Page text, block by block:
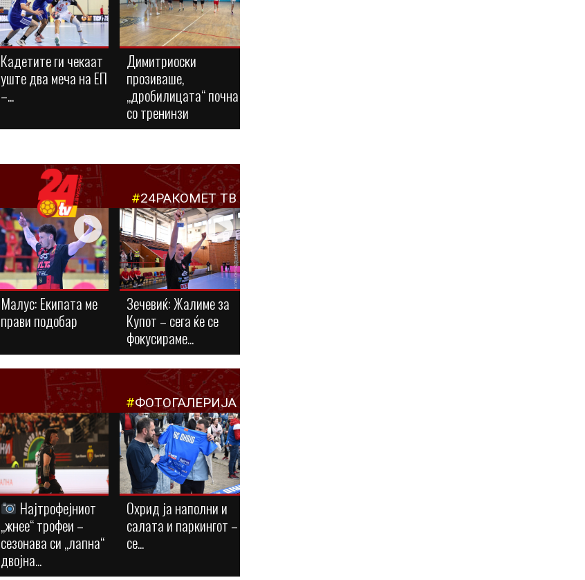
Кадетите ги чекаат
уште два меча на ЕП
–...
Димитриоски
прозиваше,
„дробилицата“ почна
со тренинзи
#24РАКОМЕТ ТВ
Малус: Eкипата ме
прави подобар
Зечевиќ: Жалиме за
Купот – сега ќе се
фокусираме...
#ФОТОГАЛЕРИЈА
Најтрофејниот
„жнее“ трофеи –
сезонава си „лапна“
двојна...
Охрид ја наполни и
салата и паркингот –
се...